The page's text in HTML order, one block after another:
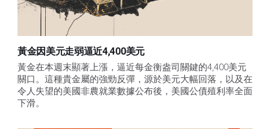
黃金因美元走弱逼近4,400美元
黃金在本週末顯著上漲，逼近每金衡盎司關鍵的4,400美元
關口。這種貴金屬的強勁反彈，源於美元大幅回落，以及在
令人失望的美國非農就業數據公布後，美國公債殖利率全面
下滑。